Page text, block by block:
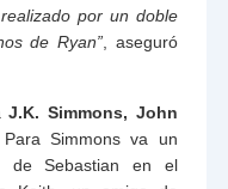
por un doble
de Ryan”, aseguró
J.K. Simmons, John
Para Simmons va un
de Sebastian en el